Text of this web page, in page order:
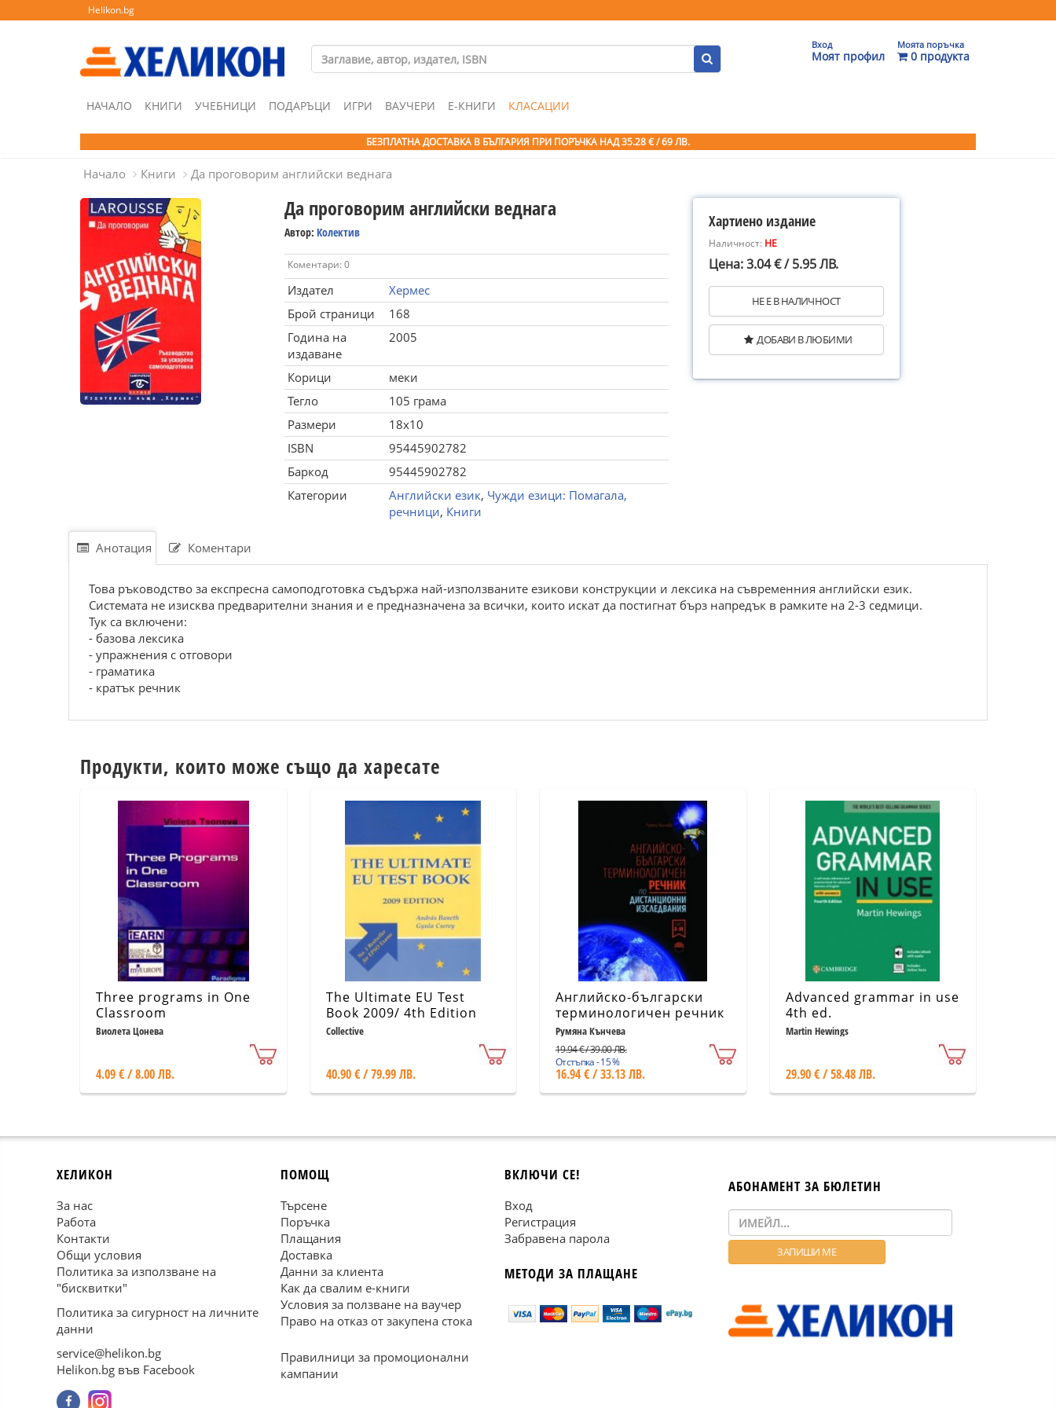
Helikon.bg
Вход
Моят профил
Моята поръчка
0 продукта
НАЧАЛО КНИГИ УЧЕБНИЦИ ПОДАРЪЦИ ИГРИ ВАУЧЕРИ Е-КНИГИ КЛАСАЦИИ
БЕЗПЛАТНА ДОСТАВКА В БЪЛГАРИЯ ПРИ ПОРЪЧКА НАД 35.28 € / 69 ЛВ.
Начало Книги Да проговорим английски веднага
Да проговорим английски веднага
Автор: Колектив
Коментари: 0
Издател
Хермес
Брой страници
168
Година на
издаване
2005
Корици
меки
Тегло
105 грама
Размери
18x10
ISBN
95445902782
Баркод
95445902782
Категории
Английски език, Чужди езици: Помагала,
речници, Книги
Хартиено издание
Наличност: НЕ
Цена: 3.04 € / 5.95 ЛВ.
НЕ Е В НАЛИЧНОСТ
ДОБАВИ В ЛЮБИМИ
Анотация Коментари
Това ръководство за експресна самоподготовка съдържа най-използваните езикови конструкции и лексика на съвременния английски език.
Системата не изисква предварителни знания и е предназначена за всички, които искат да постигнат бърз напредък в рамките на 2-3 седмици.
Тук са включени:
- базова лексика
- упражнения с отговори
- граматика
- кратък речник
Продукти, които може също да харесате
Three programs in One
Classroom
Виолета Цонева
4.09 € / 8.00 ЛВ.
The Ultimate EU Test
Book 2009/ 4th Edition
Collective
40.90 € / 79.99 ЛВ.
Английско-български
терминологичен речник
по дистанционни
изследвания Т.2
Румяна Кънчева
19.94 € / 39.00 ЛВ.
Отстъпка - 15 %
16.94 € / 33.13 ЛВ.
Advanced grammar in use
4th ed.
Martin Hewings
29.90 € / 58.48 ЛВ.
ХЕЛИКОН
За нас
Работа
Контакти
Общи условия
Политика за използване на
"бисквитки"
Политика за сигурност на личните
данни
service@helikon.bg
Helikon.bg във Facebook
ПОМОЩ
Търсене
Поръчка
Плащания
Доставка
Данни за клиента
Как да свалим е-книги
Условия за ползване на ваучер
Право на отказ от закупена стока
Правилници за промоционални
кампании
ВКЛЮЧИ СЕ!
Вход
Регистрация
Забравена парола
МЕТОДИ ЗА ПЛАЩАНЕ
АБОНАМЕНТ ЗА БЮЛЕТИН